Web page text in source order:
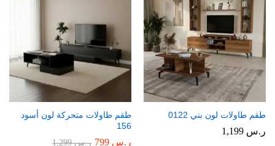
طقم طاولات لون بني 0122
ر.س
طقم طاولات متحركة لون أسود
156
ر.س ر.س1,299